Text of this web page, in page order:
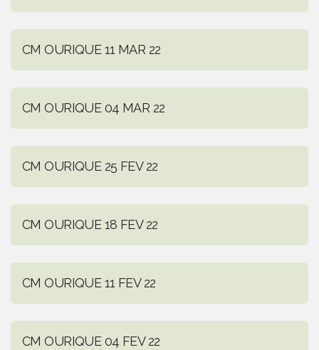
CM OURIQUE 11 MAR 22
CM OURIQUE 04 MAR 22
CM OURIQUE 25 FEV 22
CM OURIQUE 18 FEV 22
CM OURIQUE 11 FEV 22
CM OURIQUE 04 FEV 22